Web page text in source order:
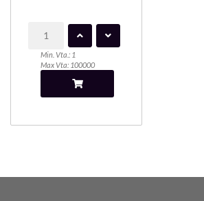
Min. Vta.: 1
Max Vta: 100000